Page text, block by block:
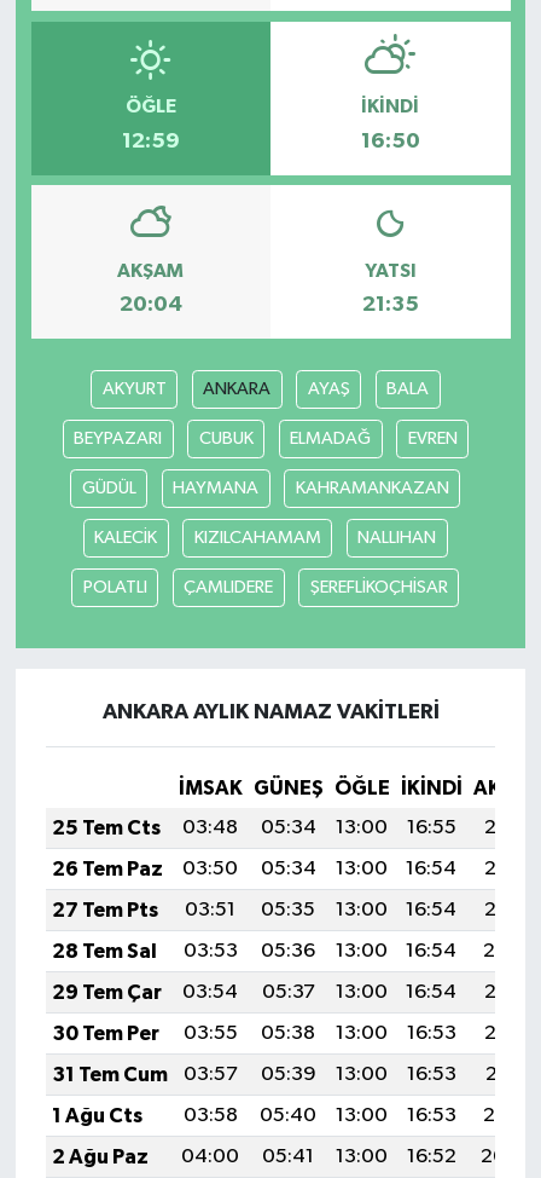
ÖĞLE
12:59
İKINDI
16:50
AKŞAM
20:04
YATSI
21:35
AKYURT ANKARA AYAŞ BALA
BEYPAZARI CUBUK ELMADAĞ EVREN
GÜDÜL HAYMANA KAHRAMANKAZAN
KALECİK KIZILCAHAMAM NALLIHAN
POLATLI ÇAMLIDERE ŞEREFLİKOÇHİSAR
ANKARA AYLIK NAMAZ VAKITLERI
İMSAK GÜNEŞ ÖĞLE İKINDI
25 Tem Cts
03:48 05:34 13:00 16:55
20:17
26 Tem Paz
03:50 05:34 13:00 16:54
20:16
27 Tem Pts
03:51 05:35 13:00 16:54
20:15
28 Tem Sal
03:53 05:36 13:00 16:54
20:14
29 Tem Çar
03:54 05:37 13:00 16:54
20:13
30 Tem Per
03:55 05:38 13:00 16:53
20:12
31 Tem Cum
03:57 05:39 13:00 16:53
20:11
1 Ağu Cts
03:58 05:40 13:00 16:53
20:10
2 Ağu Paz
04:00 05:41 13:00 16:52
20:09